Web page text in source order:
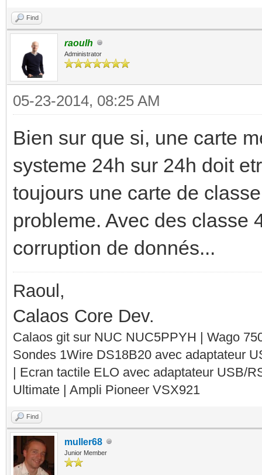
Find
raoulh
Administrator
05-23-2014, 08:25 AM
Bien sur que si, une carte
systeme 24h sur 24h doit
toujours une carte de
probleme. Avec des classe
corruption de donnés...
Raoul,
Calaos Core Dev.
Calaos git sur NUC NUC5PPYH | Wago
Sondes 1Wire DS18B20 avec adaptateur
| Ecran tactile ELO avec adaptateur USB/
Ultimate | Ampli Pioneer VSX921
Find
muller68
Junior Member